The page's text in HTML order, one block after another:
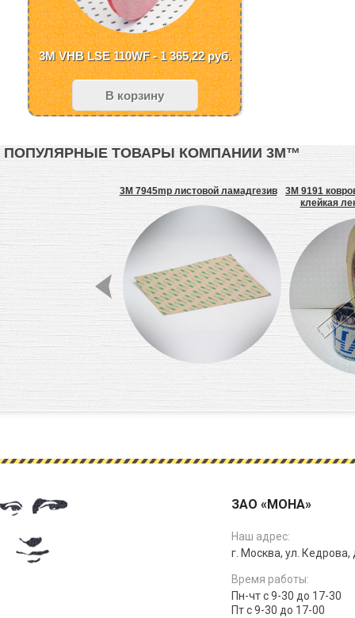
3M VHB LSE 110WF - 1 365,22руб.
В корзину
ПОПУЛЯРНЫЕ ТОВАРЫ КОМПАНИИ 3М™
3M 7945mp листовой ламадгезив
3M 9191
клейкая
ЗАО «МОНА»
Наш адрес:
г. Москва, ул. Кедрова,
Время работы:
Пн-чт с 9-30 до 17-30
Пт с 9-30 до 17-00